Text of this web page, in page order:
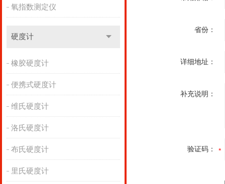
氧指数测定仪
硬度计
橡胶硬度计
便携式硬度计
维氏硬度计
洛氏硬度计
布氏硬度计
里氏硬度计
省份：
详细地址：
补充说明：
验证码：